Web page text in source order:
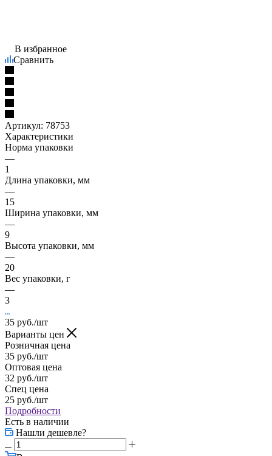
В избранное
Сравнить
Артикул: 78753
Характеристики
Норма упаковки
—
1
Длина упаковки, мм
—
15
Ширина упаковки, мм
—
9
Высота упаковки, мм
—
20
Вес упаковки, г
—
3
35 руб./шт
Варианты цен
Розничная цена
35 руб./шт
Оптовая цена
32 руб./шт
Спец цена
25 руб./шт
Подробности
Есть в наличии
Нашли дешевле?